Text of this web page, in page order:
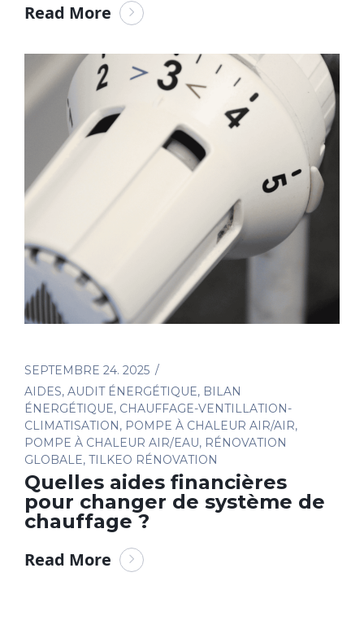
Read More
SEPTEMBRE 24. 2025
AIDES, AUDIT ÉNERGÉTIQUE, BILAN
ÉNERGÉTIQUE, CHAUFFAGE-VENTILLATION-
CLIMATISATION, POMPE À CHALEUR AIR/AIR,
POMPE À CHALEUR AIR/EAU, RÉNOVATION
GLOBALE, TILKEO RÉNOVATION
Quelles aides financières
pour changer de système de
chauffage ?
Read More